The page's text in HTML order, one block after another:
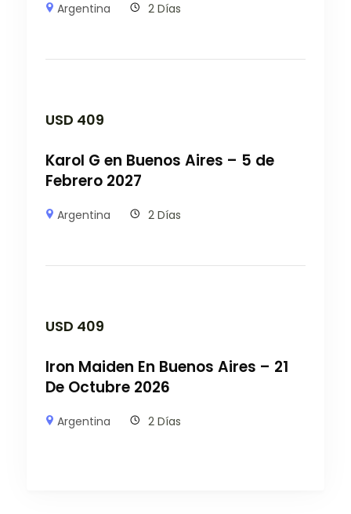
Argentina 2 Días
USD 409
Karol G en Buenos Aires – 5 de
Febrero 2027
Argentina 2 Días
USD 409
Iron Maiden En Buenos Aires – 21
De Octubre 2026
Argentina 2 Días